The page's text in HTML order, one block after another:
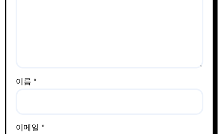
이름 *
이메일 *